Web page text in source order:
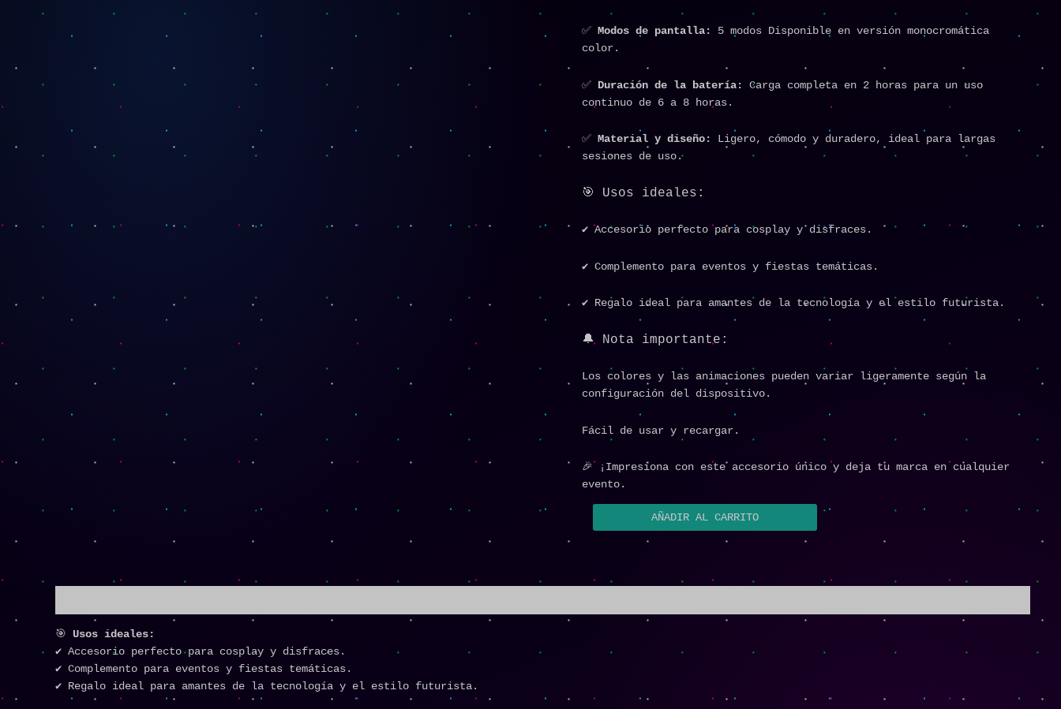
✅ Modos de pantalla:
5 modos Disponible en versión monocromática
color.
✅ Duración de la batería:
Carga completa en 2 horas para un uso
continuo de 6 a 8 horas.
✅ Material y diseño:
Ligero, cómodo y duradero, ideal para largas
sesiones de uso.
🎯 Usos ideales:
✔️ Accesorio perfecto para cosplay y disfraces.
✔️ Complemento para eventos y fiestas temáticas.
✔️ Regalo ideal para amantes de la tecnología y el estilo futurista.
🔔 Nota importante:
Los colores y las animaciones pueden variar ligeramente según la
configuración del dispositivo.
Fácil de usar y recargar.
🎉 ¡Impresiona con este accesorio único y deja tu marca en cualquier
evento.
AÑADIR AL CARRITO
🎯 Usos ideales:
✔️ Accesorio perfecto para cosplay y disfraces.
✔️ Complemento para eventos y fiestas temáticas.
✔️ Regalo ideal para amantes de la tecnología y el estilo futurista.